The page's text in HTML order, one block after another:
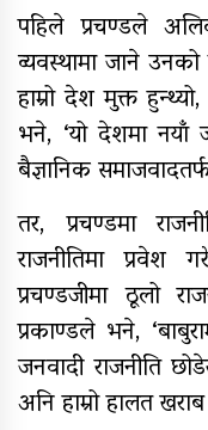
पहिले प्रचण्डले
व्यवस्थामा जाने
हाम्रो देश मुक्त
भने, ‘यो देशमा नयाँ
बैज्ञानिक
तर, प्रचण्डमा
राजनीतिमा
प्रचण्डजीमा ठूलो
प्रकाण्डले भने,
जनवादी राजनीति
अनि हाम्रो हालत